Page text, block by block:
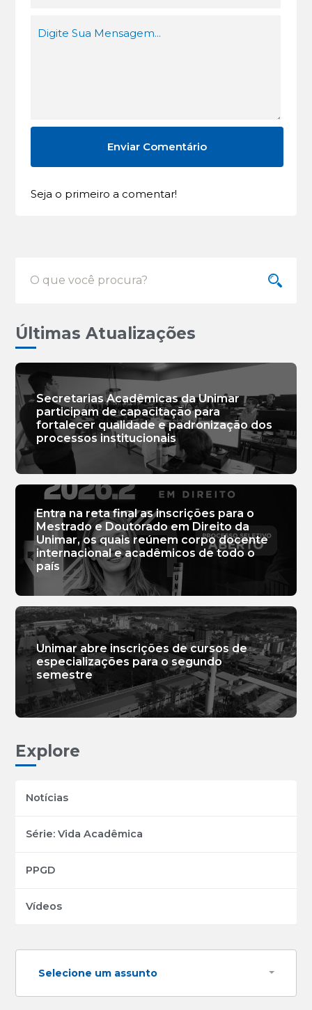
Seja o primeiro a comentar!
Últimas Atualizações
Secretarias Acadêmicas da Unimar
participam de capacitação para
fortalecer qualidade e padronização dos
processos institucionais
Entra na reta final as inscrições para o
Mestrado e Doutorado em Direito da
Unimar, os quais reúnem corpo docente
internacional e acadêmicos de todo o
país
Unimar abre inscrições de cursos de
especializações para o segundo
semestre
Explore
Notícias
Série: Vida Acadêmica
PPGD
Vídeos
Selecione um assunto